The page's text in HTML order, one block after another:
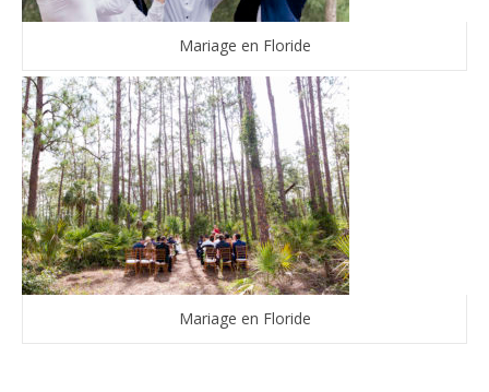
Mariage en Floride
Mariage en Floride